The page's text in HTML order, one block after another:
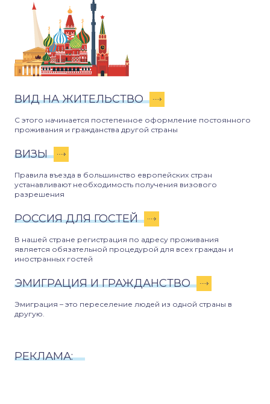
ВИД НА ЖИТЕЛЬСТВО
С этого начинается постепенное оформление постоянного
проживания и гражданства другой страны
ВИЗЫ
Правила въезда в большинство европейских стран
устанавливают необходимость получения визового
разрешения
РОССИЯ ДЛЯ ГОСТЕЙ
В нашей стране регистрация по адресу проживания
является обязательной процедурой для всех граждан и
иностранных гостей
ЭМИГРАЦИЯ И ГРАЖДАНСТВО
Эмиграция – это переселение людей из одной страны в
другую.
РЕКЛАМА: